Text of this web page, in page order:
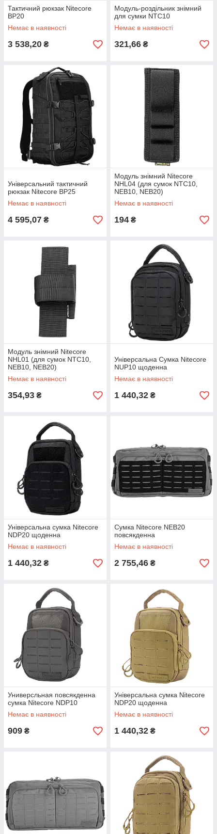
Тактичний рюкзак Nitecore
BP20
Немає в наявності
3 538,20 ₴
Модуль-роздільник знімний
для сумки NTC10
Немає в наявності
321,66 ₴
Універсальний тактичний
рюкзак Nitecore BP25
Немає в наявності
4 595,07 ₴
Модуль знімний Nitecore
NHL04 (для сумок NTC10,
NEB10, NEB20)
Немає в наявності
194 ₴
Модуль знімний Nitecore
NHL01 (для сумок NTC10,
NEB10, NEB20)
Немає в наявності
354,93 ₴
Універсальна Сумка Nitecore
NUP10 щоденна
Немає в наявності
1 440,32 ₴
Універсальна сумка Nitecore
NDP20 щоденна
Немає в наявності
1 440,32 ₴
Сумка Nitecore NEB20
повсякденна
Немає в наявності
2 755,46 ₴
Универсльная повсякденна
сумка Nitecore NDP10
Немає в наявності
909 ₴
Універсальна сумка Nitecore
NDP20 щоденна
Немає в наявності
1 440,32 ₴